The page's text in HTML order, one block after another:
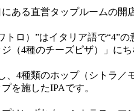
ある直営タップルームの開
トロ）”はイタリア語で“4”
（4種のチーズピザ）」に
、4種類のホップ（シトラ／
を施したIPAです。